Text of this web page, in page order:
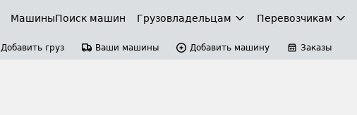
МашиныПоиск машин Грузовладельцам Перевозчикам
Добавить груз Ваши машины Добавить машину Заказы